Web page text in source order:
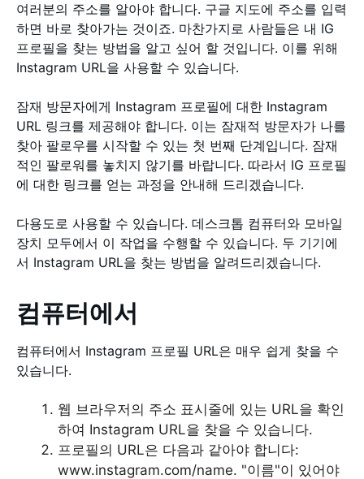
여러분의 주소를 알아야 합니다. 구글 지도에 주소를 입력
하면 바로 찾아가는 것이죠. 마찬가지로 사람들은 내 IG
프로필을 찾는 방법을 알고 싶어 할 것입니다. 이를 위해
Instagram URL을 사용할 수 있습니다.
잠재 방문자에게 Instagram 프로필에 대한 Instagram
URL 링크를 제공해야 합니다. 이는 잠재적 방문자가 나를
찾아 팔로우를 시작할 수 있는 첫 번째 단계입니다. 잠재
적인 팔로워를 놓치지 않기를 바랍니다. 따라서 IG 프로필
에 대한 링크를 얻는 과정을 안내해 드리겠습니다.
다용도로 사용할 수 있습니다. 데스크톱 컴퓨터와 모바일
장치 모두에서 이 작업을 수행할 수 있습니다. 두 기기에
서 Instagram URL을 찾는 방법을 알려드리겠습니다.
컴퓨터에서
컴퓨터에서 Instagram 프로필 URL은 매우 쉽게 찾을 수
있습니다.
웹 브라우저의 주소 표시줄에 있는 URL을 확인
하여 Instagram URL을 찾을 수 있습니다.
프로필의 URL은 다음과 같아야 합니다:
www.instagram.com/name. "이름"이 있어야